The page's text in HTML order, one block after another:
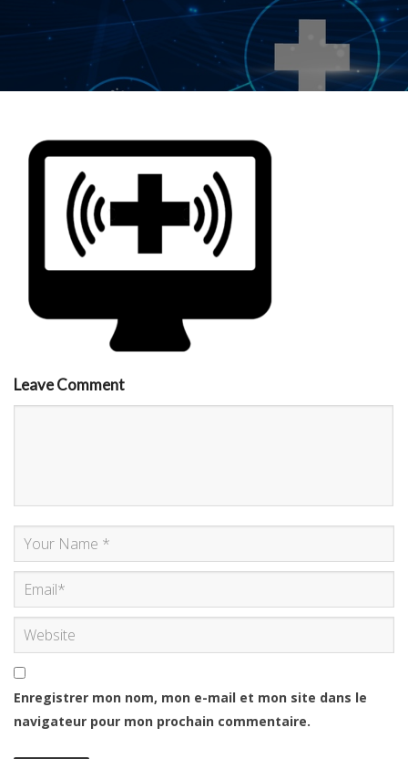
Leave Comment
Enregistrer mon nom, mon e-mail et mon site dans le
navigateur pour mon prochain commentaire.